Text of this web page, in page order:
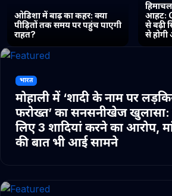
ओडिशा में बाढ़ का कहर: क्या
पीड़ितों तक समय पर पहुंच पाएगी
राहत?
आहट:
से बढ़ी
से होगी
भारत
मोहाली में ‘शादी के नाम पर
फरोख्त’ का सनसनीखेज खुलासा:
लिए 3 शादियां करने का आरोप,
की बात भी आई सामने